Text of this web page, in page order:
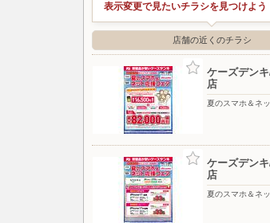
表示変更で見たいチラシを見つけよう
店舗の近くのチラシ
ケーズデン
店
夏のスマホ＆ネ
ケーズデン
店
夏のスマホ＆ネ